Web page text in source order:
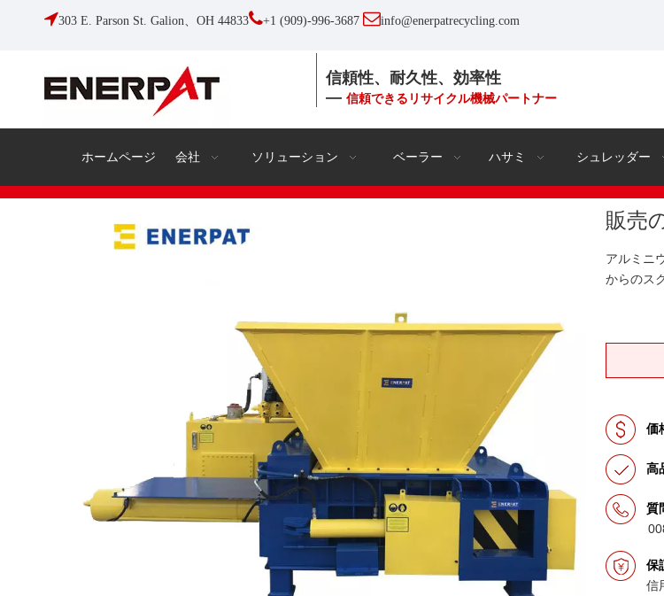
303 E. Parson St. Galion、OH 44833+1 (909)-996-3687 info@enerpatrecycling.com
信頼性、耐久性、効率性
—信頼できるリサイクル機械パートナー
ホームページ 会社 ソリューション ベーラー ハサミ シュレッダー
販売
アルミニ
からのス
価
高
質
保
信